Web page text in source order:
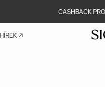
CASHBACK
HÍREK